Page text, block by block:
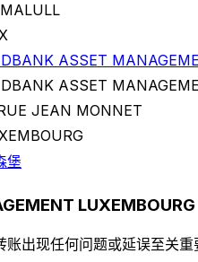
ASSET
ASSET
JEAN MONNET
堡
出现任何问题或延误至关